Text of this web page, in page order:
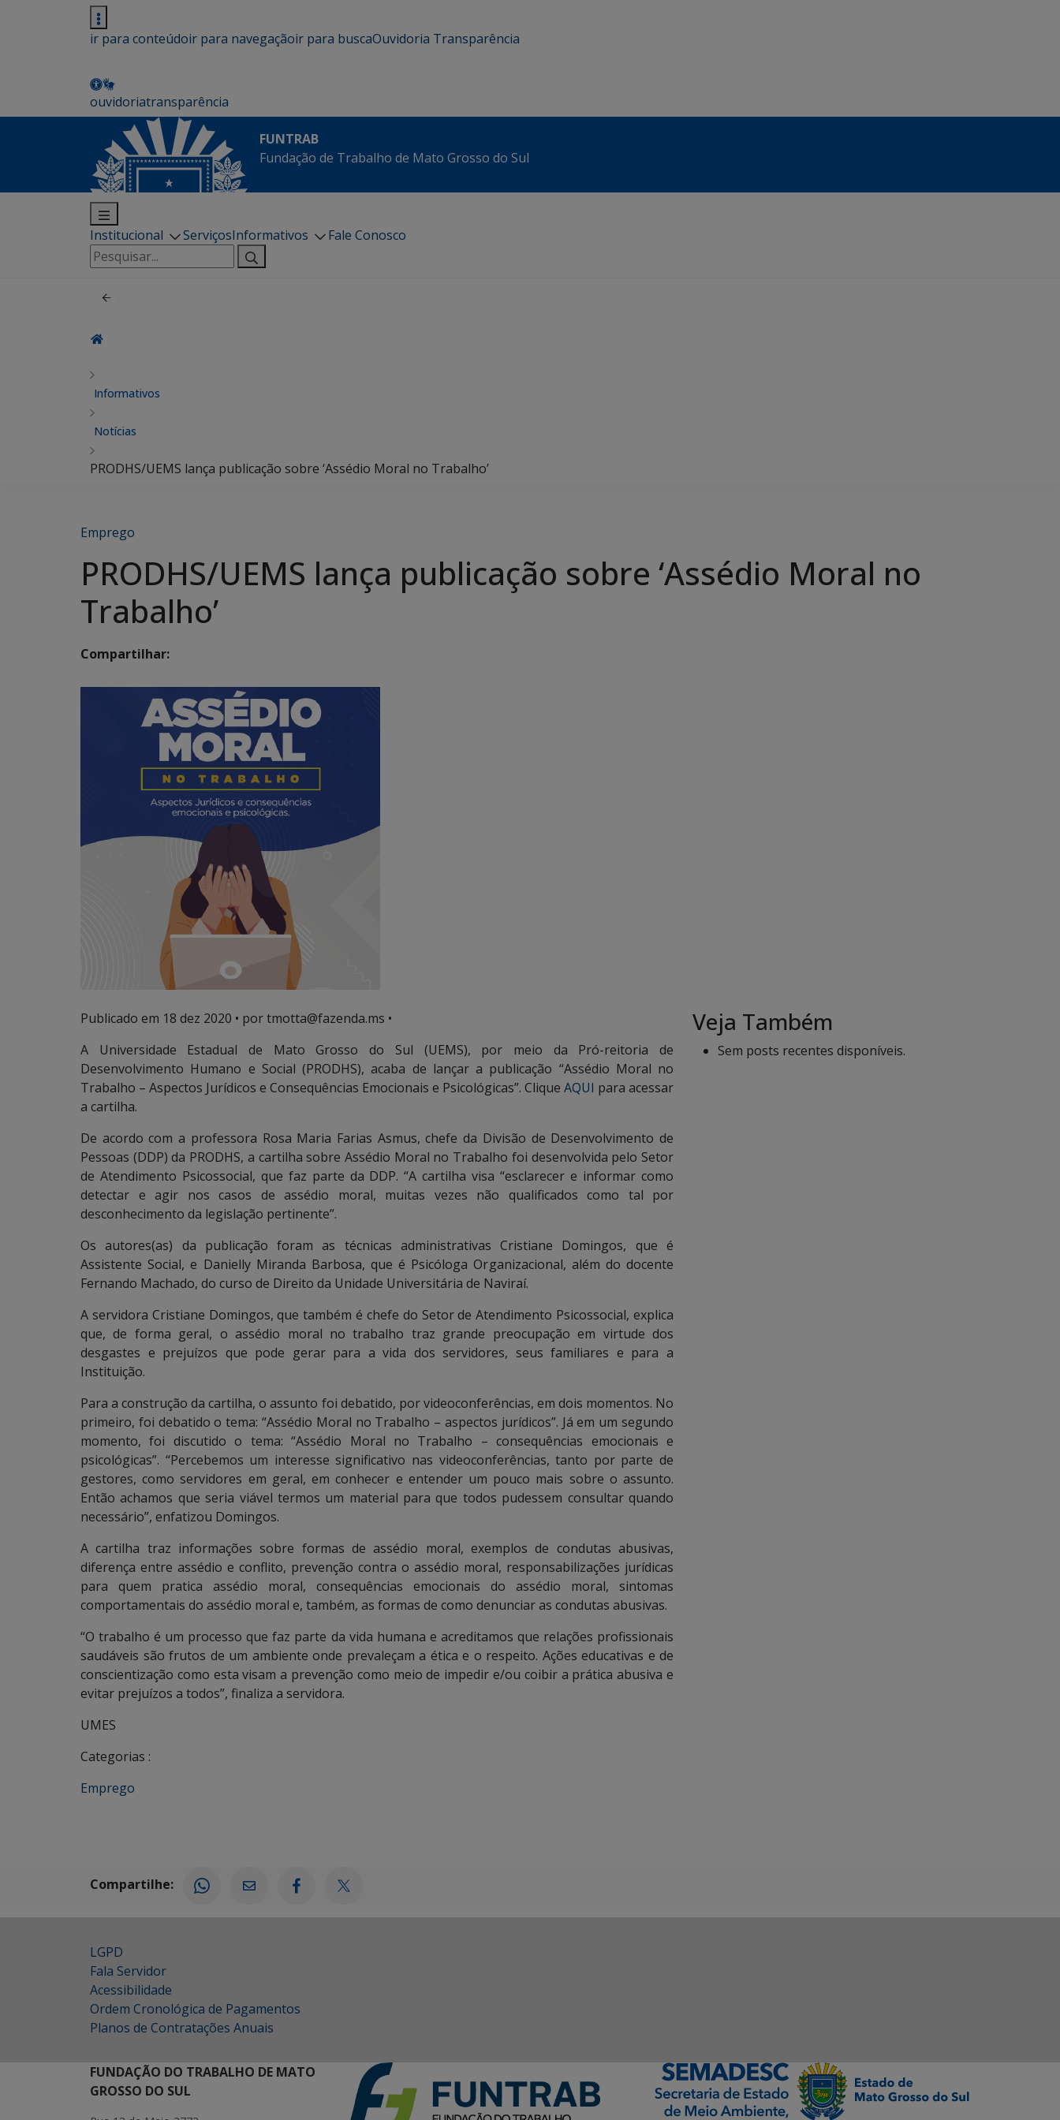
ir para conteúdoir para navegaçãoir para buscaOuvidoria Transparência
ouvidoriatransparência
FUNTRAB
Fundação de Trabalho de Mato Grosso do Sul
Institucional ServiçosInformativos
Fale Conosco
Pesquisar
por:
Informativos
Notícias
PRODHS/UEMS lança publicação sobre ‘Assédio Moral no Trabalho’
Emprego
PRODHS/UEMS lança publicação sobre ‘Assédio Moral no
Trabalho’
Compartilhar:
Publicado em 18 dez 2020 • por tmotta@fazenda.ms •
A Universidade Estadual de Mato Grosso do Sul (UEMS), por meio da Pró-reitoria de
Desenvolvimento Humano e Social (PRODHS), acaba de lançar a publicação “Assédio Moral no
Trabalho – Aspectos Jurídicos e Consequências Emocionais e Psicológicas”. Clique AQUI para acessar
a cartilha.
De acordo com a professora Rosa Maria Farias Asmus, chefe da Divisão de Desenvolvimento de
Pessoas (DDP) da PRODHS, a cartilha sobre Assédio Moral no Trabalho foi desenvolvida pelo Setor
de Atendimento Psicossocial, que faz parte da DDP. “A cartilha visa “esclarecer e informar como
detectar e agir nos casos de assédio moral, muitas vezes não qualificados como tal por
desconhecimento da legislação pertinente”.
Os autores(as) da publicação foram as técnicas administrativas Cristiane Domingos, que é
Assistente Social, e Danielly Miranda Barbosa, que é Psicóloga Organizacional, além do docente
Fernando Machado, do curso de Direito da Unidade Universitária de Naviraí.
A servidora Cristiane Domingos, que também é chefe do Setor de Atendimento Psicossocial, explica
que, de forma geral, o assédio moral no trabalho traz grande preocupação em virtude dos
desgastes e prejuízos que pode gerar para a vida dos servidores, seus familiares e para a
Instituição.
Para a construção da cartilha, o assunto foi debatido, por videoconferências, em dois momentos. No
primeiro, foi debatido o tema: “Assédio Moral no Trabalho – aspectos jurídicos”. Já em um segundo
momento, foi discutido o tema: “Assédio Moral no Trabalho – consequências emocionais e
psicológicas”. “Percebemos um interesse significativo nas videoconferências, tanto por parte de
gestores, como servidores em geral, em conhecer e entender um pouco mais sobre o assunto.
Então achamos que seria viável termos um material para que todos pudessem consultar quando
necessário”, enfatizou Domingos.
A cartilha traz informações sobre formas de assédio moral, exemplos de condutas abusivas,
diferença entre assédio e conflito, prevenção contra o assédio moral, responsabilizações jurídicas
para quem pratica assédio moral, consequências emocionais do assédio moral, sintomas
comportamentais do assédio moral e, também, as formas de como denunciar as condutas abusivas.
“O trabalho é um processo que faz parte da vida humana e acreditamos que relações profissionais
saudáveis são frutos de um ambiente onde prevaleçam a ética e o respeito. Ações educativas e de
conscientização como esta visam a prevenção como meio de impedir e/ou coibir a prática abusiva e
evitar prejuízos a todos”, finaliza a servidora.
UMES
Categorias :
Emprego
Veja Também
Sem posts recentes disponíveis.
Compartilhe:
LGPD
Fala Servidor
Acessibilidade
Ordem Cronológica de Pagamentos
Planos de Contratações Anuais
FUNDAÇÃO DO TRABALHO DE MATO
GROSSO DO SUL